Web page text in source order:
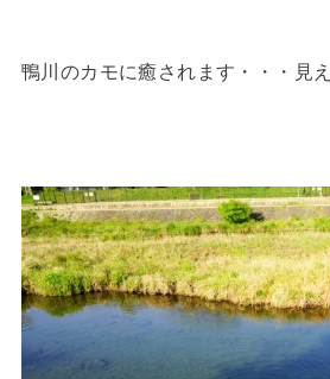
鴨川のカモに癒されます・・・見